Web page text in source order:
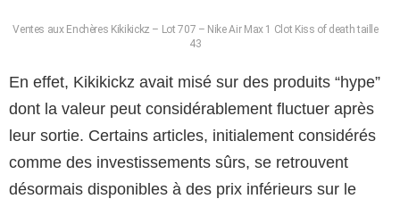
Ventes aux Enchères Kikikickz – Lot 707 – Nike Air Max 1 Clot Kiss of death taille
43
En effet, Kikikickz avait misé sur des produits “hype”
dont la valeur peut considérablement fluctuer après
leur sortie. Certains articles, initialement considérés
comme des investissements sûrs, se retrouvent
désormais disponibles à des prix inférieurs sur le